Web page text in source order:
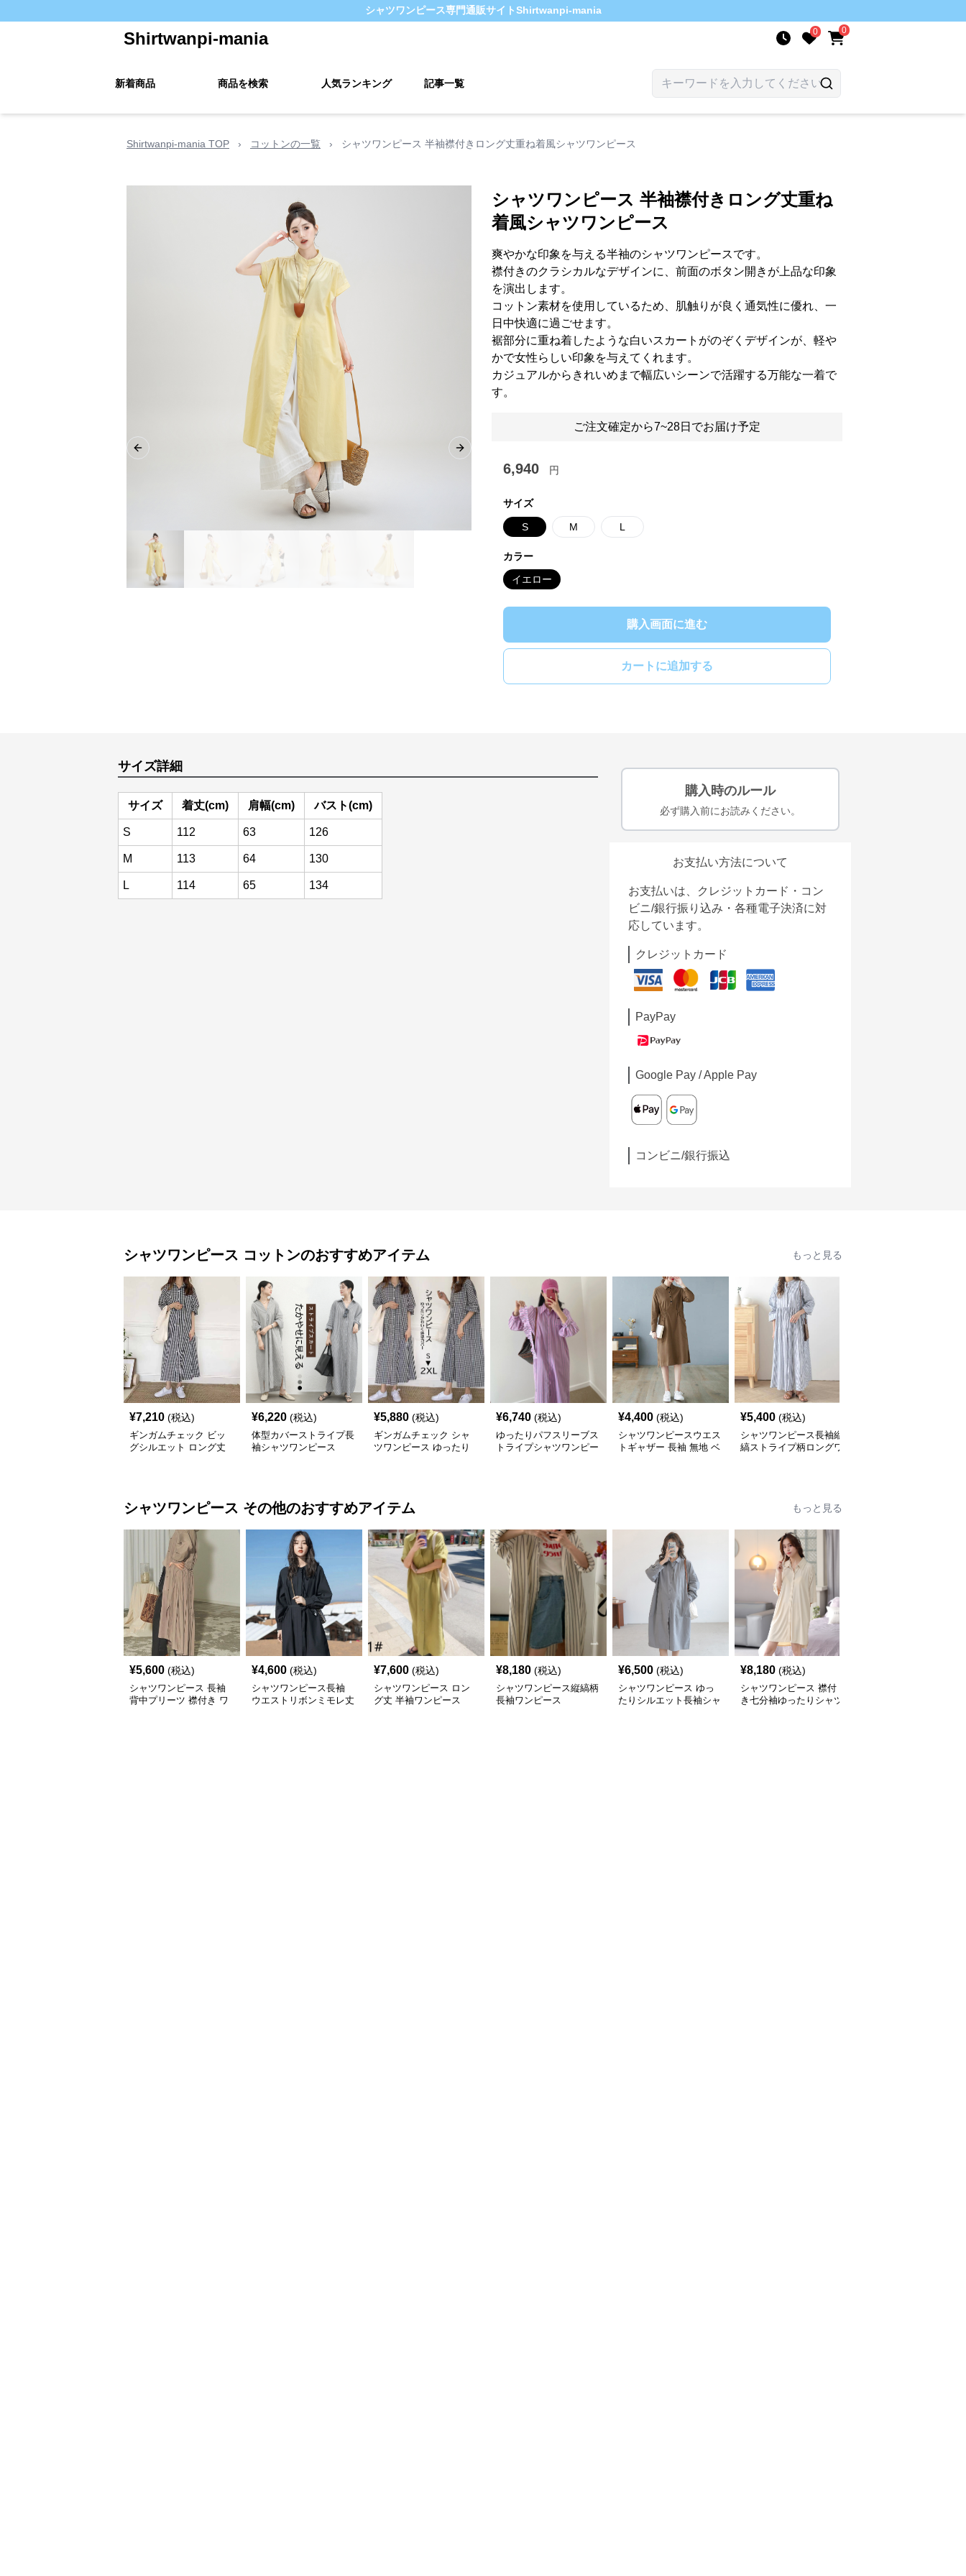
シャツワンピース専門通販サイトShirtwanpi-mania
Shirtwanpi-mania 0 0
新着商品 商品を検索 人気ランキング 記事一覧
Shirtwanpi-mania TOP › コットンの一覧 › シャツワンピース 半袖襟付きロング丈重ね着風シャツワンピース
Previous slide Next slide
シャツワンピース 半袖襟付きロング丈重ね
着風シャツワンピース
爽やかな印象を与える半袖のシャツワンピースです。
襟付きのクラシカルなデザインに、前面のボタン開きが上品な印象
を演出します。
コットン素材を使用しているため、肌触りが良く通気性に優れ、一
日中快適に過ごせます。
裾部分に重ね着したような白いスカートがのぞくデザインが、軽や
かで女性らしい印象を与えてくれます。
カジュアルからきれいめまで幅広いシーンで活躍する万能な一着で
す。
ご注文確定から7~28日でお届け予定
6,940 円
サイズ
S M L
カラー
イエロー
購入画面に進む
カートに追加する
サイズ詳細
サイズ 着丈(cm) 肩幅(cm) バスト(cm)
S 112 63 126
M 113 64 130
L 114 65 134
購入時のルール
必ず購入前にお読みください。
お支払い方法について
お支払いは、クレジットカード・コン
ビニ/銀行振り込み・各種電子決済に対
応しています。
クレジットカード
PayPay
Google Pay / Apple Pay
コンビニ/銀行振込
シャツワンピース コットンのおすすめアイテム もっと見る
¥7,210 (税込)
ギンガムチェック ビッ
グシルエット ロング丈
¥6,220 (税込)
体型カバーストライプ長
袖シャツワンピース
¥5,880 (税込)
ギンガムチェック シャ
ツワンピース ゆったり
¥6,740 (税込)
ゆったりパフスリーブス
トライプシャツワンピー
¥4,400 (税込)
シャツワンピースウエス
トギャザー 長袖 無地 ベ
¥5,400 (税込)
シャツワンピース長袖縦
縞ストライプ柄ロングワ
シャツワンピース その他のおすすめアイテム もっと見る
¥5,600 (税込)
シャツワンピース 長袖
背中プリーツ 襟付き ワ
¥4,600 (税込)
シャツワンピース長袖
ウエストリボンミモレ丈
¥7,600 (税込)
シャツワンピース ロン
グ丈 半袖ワンピース
¥8,180 (税込)
シャツワンピース縦縞柄
長袖ワンピース
¥6,500 (税込)
シャツワンピース ゆっ
たりシルエット長袖シャ
¥8,180 (税込)
シャツワンピース 襟付
き七分袖ゆったりシャツ